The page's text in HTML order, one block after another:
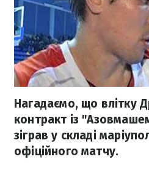
Нагадаємо, що влітку
контракт із
зіграв у складі
офіційного матчу.